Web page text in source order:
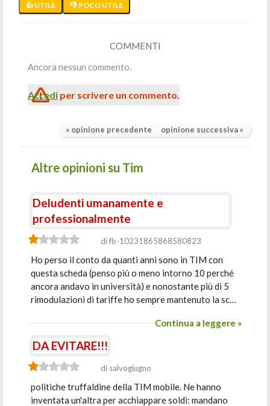
👍 UTILE 👎 POCO UTILE
COMMENTI
Ancora nessun commento.
Accedi per scrivere un commento.
« opinione precedente opinione successiva »
Altre opinioni su Tim
Deludenti umanamente e
professionalmente
di fb-10231865868580823
Ho perso il conto da quanti anni sono in TIM con
questa scheda (penso più o meno intorno 10 perché
ancora andavo in università) e nonostante più di 5
rimodulazioni di tariffe ho sempre mantenuto la sc…
Continua a leggere »
DA EVITARE!!!
di salvogiugno
politiche truffaldine della TIM mobile. Ne hanno
inventata un'altra per acchiappare soldi: mandano